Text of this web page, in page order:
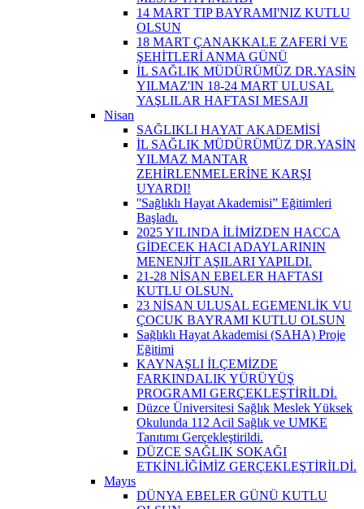
14 MART TIP BAYRAMI'NIZ KUTLU
OLSUN
18 MART ÇANAKKALE ZAFERİ VE
ŞEHİTLERİ ANMA GÜNÜ
İL SAĞLIK MÜDÜRÜMÜZ DR.YASİN
YILMAZ'IN 18-24 MART ULUSAL
YAŞLILAR HAFTASI MESAJI
Nisan
SAĞLIKLI HAYAT AKADEMİSİ
İL SAĞLIK MÜDÜRÜMÜZ DR.YASİN
YILMAZ MANTAR
ZEHİRLENMELERİNE KARŞI
UYARDI!
''Sağlıklı Hayat Akademisi” Eğitimleri
Başladı.
2025 YILINDA İLİMİZDEN HACCA
GİDECEK HACI ADAYLARININ
MENENJİT AŞILARI YAPILDI.
21-28 NİSAN EBELER HAFTASI
KUTLU OLSUN.
23 NİSAN ULUSAL EGEMENLİK VU
ÇOCUK BAYRAMI KUTLU OLSUN
Sağlıklı Hayat Akademisi (SAHA) Proje
Eğitimi
KAYNAŞLI İLÇEMİZDE
FARKINDALIK YÜRÜYÜŞ
PROGRAMI GERÇEKLEŞTİRİLDİ.
Düzce Üniversitesi Sağlık Meslek Yüksek
Okulunda 112 Acil Sağlık ve UMKE
Tanıtımı Gerçekleştirildi.
DÜZCE SAĞLIK SOKAĞI
ETKİNLİĞİMİZ GERÇEKLEŞTİRİLDİ.
Mayıs
DÜNYA EBELER GÜNÜ KUTLU